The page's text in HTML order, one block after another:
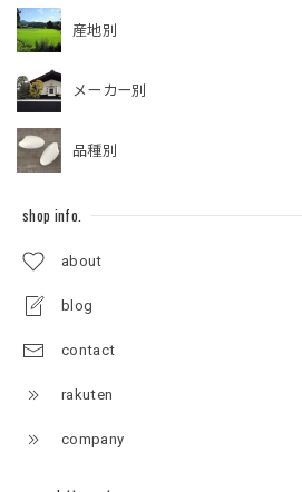
産地別
メーカー別
品種別
shop info.
about
blog
contact
rakuten
company